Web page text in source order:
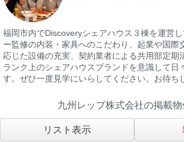
福岡市内でDiscoveryシェアハウス３棟を運営
ー監修の内装・家具へのこだわり、起業や国際
応じた設備の充実、契約業者による共用部定期
ランク上のシェアハウスブランドを意識して日
す。ぜひ一度見学にいらしてください。お待ち
九州レップ株式会社の掲載物
リスト表示